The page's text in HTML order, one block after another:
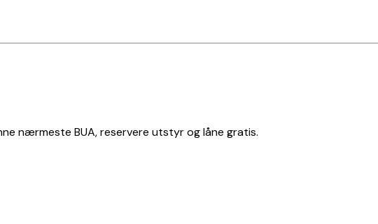
nærmeste BUA, reservere utstyr og låne gratis.